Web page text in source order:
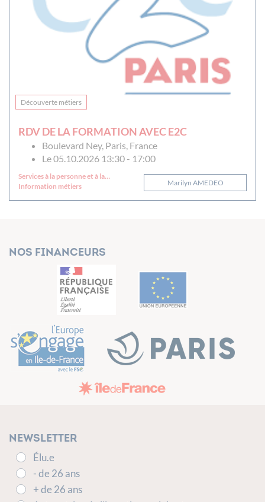
Découverte métiers
RDV DE LA FORMATION AVEC E2C
Boulevard Ney, Paris, France
Le 05.10.2026 13:30 - 17:00
Services à la personne et à la
collectivité
Information métiers Marilyn AMEDEO
Nos financeurs
Newsletter
Élu.e
- de 26 ans
+ de 26 ans